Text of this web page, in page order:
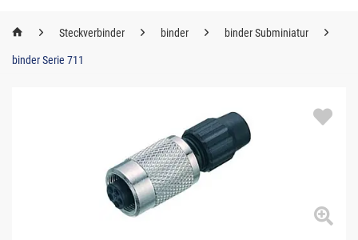
Steckverbinder binder binder Subminiatur
binder Serie 711